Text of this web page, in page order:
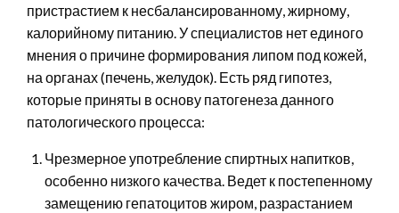
пристрастием к несбалансированному, жирному,
калорийному питанию. У специалистов нет единого
мнения о причине формирования липом под кожей,
на органах (печень, желудок). Есть ряд гипотез,
которые приняты в основу патогенеза данного
патологического процесса:
Чрезмерное употребление спиртных напитков,
особенно низкого качества. Ведет к постепенному
замещению гепатоцитов жиром, разрастанием